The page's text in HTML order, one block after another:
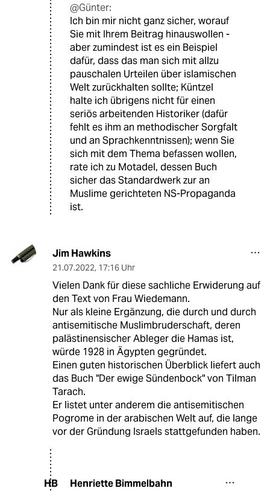
@Günter:
Ich bin mir nicht ganz sicher, worauf
Sie mit Ihrem Beitrag hinauswollen -
aber zumindest ist es ein Beispiel
dafür, dass das man sich mit allzu
pauschalen Urteilen über islamischen
Welt zurückhalten sollte; Küntzel
halte ich übrigens nicht für einen
seriös arbeitenden Historiker (dafür
fehlt es ihm an methodischer Sorgfalt
und an Sprachkenntnissen); wenn Sie
sich mit dem Thema befassen wollen,
rate ich zu Motadel, dessen Buch
sicher das Standardwerk zur an
Muslime gerichteten NS-Propaganda
ist.
Jim Hawkins
21.07.2022, 17:16 Uhr
Vielen Dank für diese sachliche Erwiderung auf
den Text von Frau Wiedemann.
Nur als kleine Ergänzung, die durch und durch
antisemitische Muslimbruderschaft, deren
palästinensischer Ableger die Hamas ist,
würde 1928 in Ägypten gegründet.
Einen guten historischen Überblick liefert auch
das Buch "Der ewige Sündenbock" von Tilman
Tarach.
Er listet unter anderem die antisemitischen
Pogrome in der arabischen Welt auf, die lange
vor der Gründung Israels stattgefunden haben.
HB Henriette Bimmelbahn